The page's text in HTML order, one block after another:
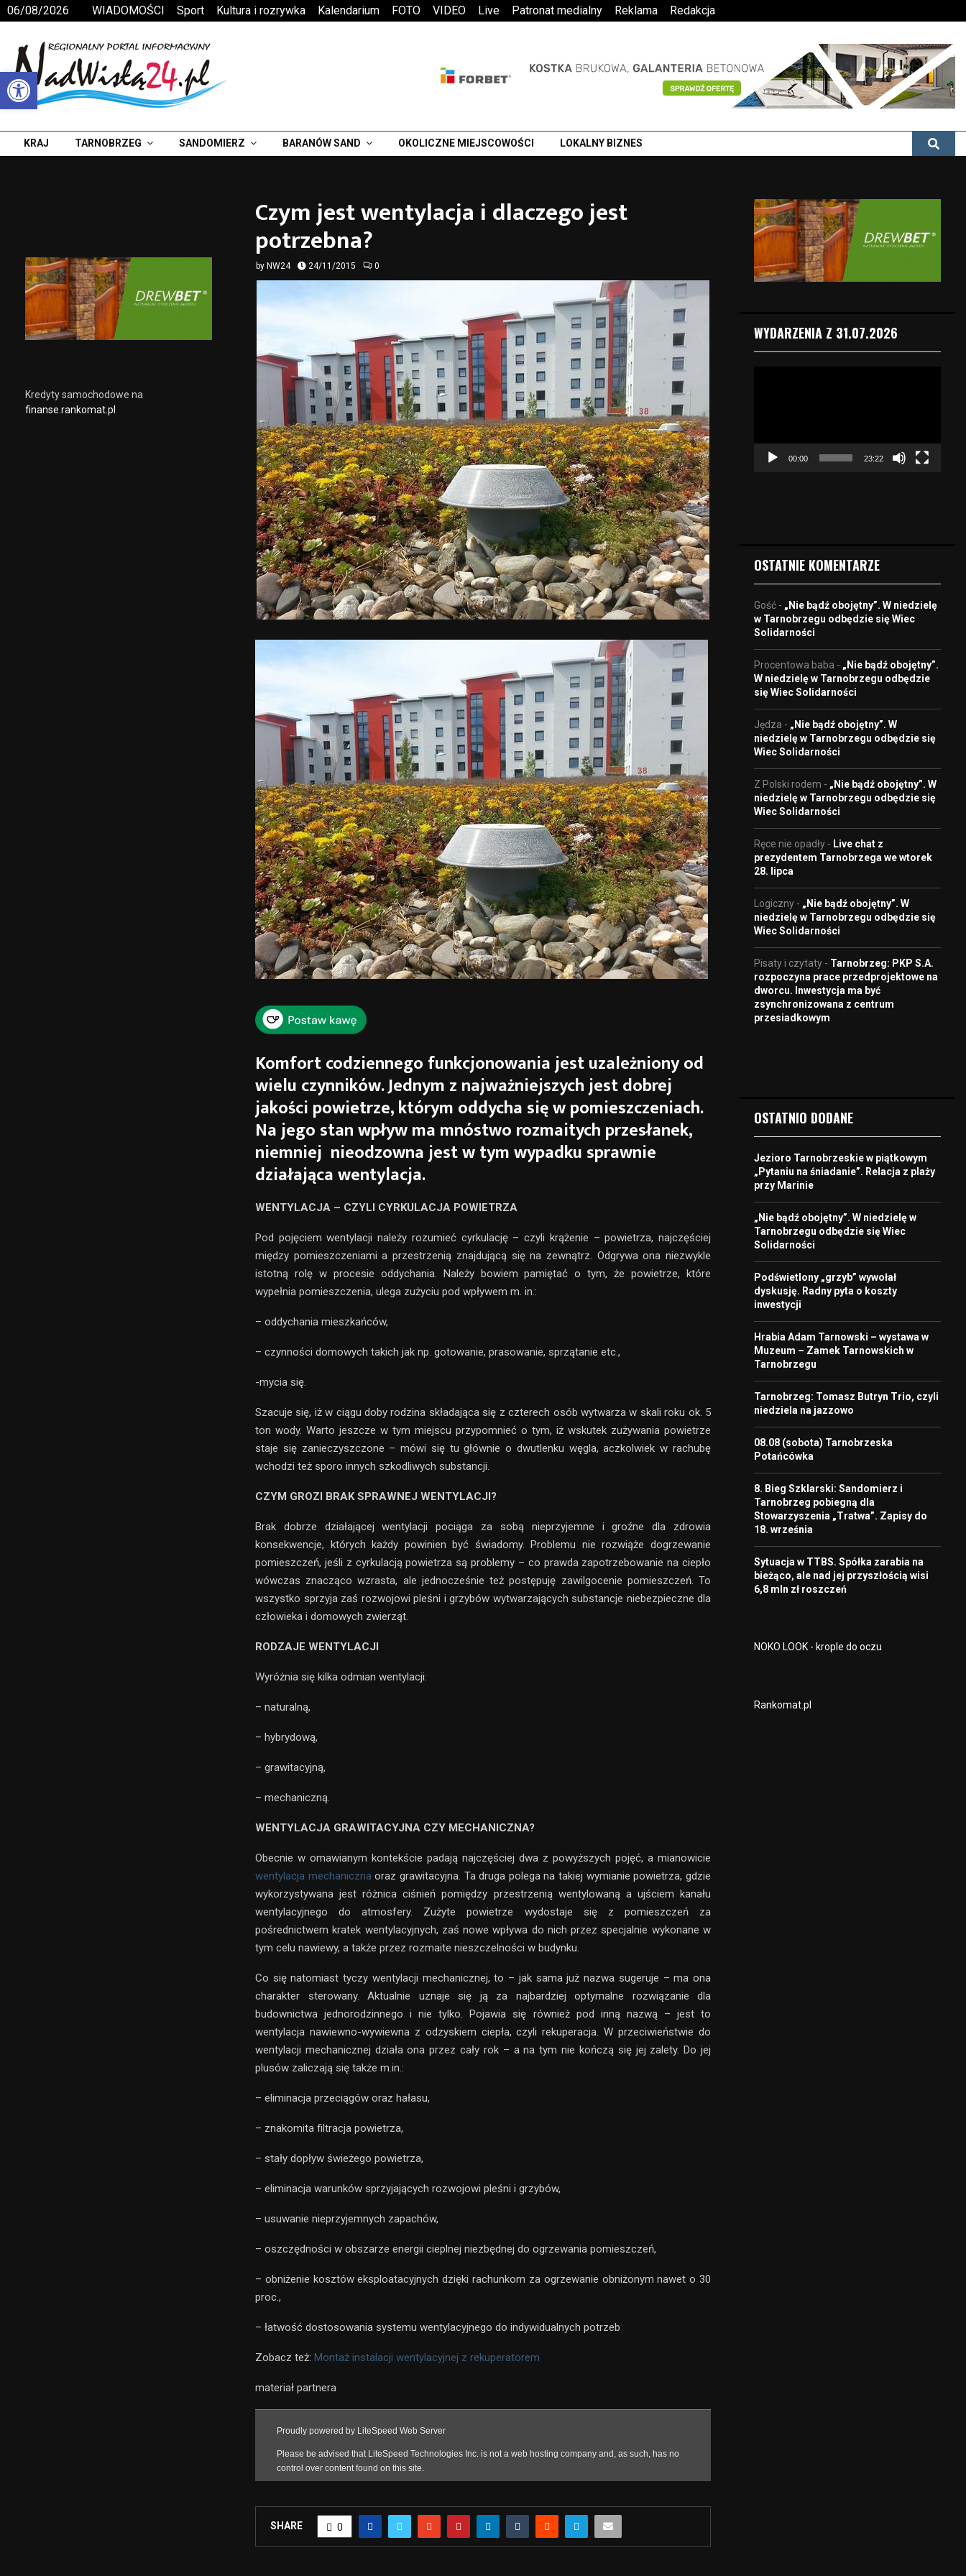
Otwórz pasek narzędzi
06/08/2026 WIADOMOŚCI Sport Kultura i rozrywka Kalendarium FOTO VIDEO Live Patronat medialny Reklama Redakcja
KRAJ TARNOBRZEG SANDOMIERZ BARANÓW SAND OKOLICZNE MIEJSCOWOŚCI LOKALNY BIZNES
Czym jest wentylacja i dlaczego jest
potrzebna?
by NW24 24/11/2015 0
Komfort codziennego funkcjonowania jest uzależniony od
wielu czynników. Jednym z najważniejszych jest dobrej
jakości powietrze, którym oddycha się w pomieszczeniach.
Na jego stan wpływ ma mnóstwo rozmaitych przesłanek,
niemniej nieodzowna jest w tym wypadku sprawnie
działająca wentylacja.
WENTYLACJA – CZYLI CYRKULACJA POWIETRZA
Pod pojęciem wentylacji należy rozumieć cyrkulację – czyli krążenie – powietrza, najczęściej
między pomieszczeniami a przestrzenią znajdującą się na zewnątrz. Odgrywa ona niezwykle
istotną rolę w procesie oddychania. Należy bowiem pamiętać o tym, że powietrze, które
wypełnia pomieszczenia, ulega zużyciu pod wpływem m. in.:
– oddychania mieszkańców,
– czynności domowych takich jak np. gotowanie, prasowanie, sprzątanie etc.,
-mycia się.
Szacuje się, iż w ciągu doby rodzina składająca się z czterech osób wytwarza w skali roku ok. 5
ton wody. Warto jeszcze w tym miejscu przypomnieć o tym, iż wskutek zużywania powietrze
staje się zanieczyszczone – mówi się tu głównie o dwutlenku węgla, aczkolwiek w rachubę
wchodzi też sporo innych szkodliwych substancji.
CZYM GROZI BRAK SPRAWNEJ WENTYLACJI?
Brak dobrze działającej wentylacji pociąga za sobą nieprzyjemne i groźne dla zdrowia
konsekwencje, których każdy powinien być świadomy. Problemu nie rozwiąże dogrzewanie
pomieszczeń, jeśli z cyrkulacją powietrza są problemy – co prawda zapotrzebowanie na ciepło
wówczas znacząco wzrasta, ale jednocześnie też postępuję zawilgocenie pomieszczeń. To
wszystko sprzyja zaś rozwojowi pleśni i grzybów wytwarzających substancje niebezpieczne dla
człowieka i domowych zwierząt.
RODZAJE WENTYLACJI
Wyróżnia się kilka odmian wentylacji:
– naturalną,
– hybrydową,
– grawitacyjną,
– mechaniczną.
WENTYLACJA GRAWITACYJNA CZY MECHANICZNA?
Obecnie w omawianym kontekście padają najczęściej dwa z powyższych pojęć, a mianowicie
wentylacja mechaniczna oraz grawitacyjna. Ta druga polega na takiej wymianie powietrza, gdzie
wykorzystywana jest różnica ciśnień pomiędzy przestrzenią wentylowaną a ujściem kanału
wentylacyjnego do atmosfery. Zużyte powietrze wydostaje się z pomieszczeń za
pośrednictwem kratek wentylacyjnych, zaś nowe wpływa do nich przez specjalnie wykonane w
tym celu nawiewy, a także przez rozmaite nieszczelności w budynku.
Co się natomiast tyczy wentylacji mechanicznej, to – jak sama już nazwa sugeruje – ma ona
charakter sterowany. Aktualnie uznaje się ją za najbardziej optymalne rozwiązanie dla
budownictwa jednorodzinnego i nie tylko. Pojawia się również pod inną nazwą – jest to
wentylacja nawiewno-wywiewna z odzyskiem ciepła, czyli rekuperacja. W przeciwieństwie do
wentylacji mechanicznej działa ona przez cały rok – a na tym nie kończą się jej zalety. Do jej
plusów zaliczają się także m.in.:
– eliminacja przeciągów oraz hałasu,
– znakomita filtracja powietrza,
– stały dopływ świeżego powietrza,
– eliminacja warunków sprzyjających rozwojowi pleśni i grzybów,
– usuwanie nieprzyjemnych zapachów,
– oszczędności w obszarze energii cieplnej niezbędnej do ogrzewania pomieszczeń,
– obniżenie kosztów eksploatacyjnych dzięki rachunkom za ogrzewanie obniżonym nawet o 30
proc.,
– łatwość dostosowania systemu wentylacyjnego do indywidualnych potrzeb
Zobacz też: Montaż instalacji wentylacyjnej z rekuperatorem
materiał partnera
SHARE 0
Kredyty samochodowe na
finanse.rankomat.pl
WYDARZENIA Z 31.07.2026
e
o
00:00 23:22
OSTATNIE KOMENTARZE
Gość - „Nie bądź obojętny”. W niedzielę
w Tarnobrzegu odbędzie się Wiec
Solidarności
Procentowa baba - „Nie bądź obojętny”.
W niedzielę w Tarnobrzegu odbędzie
się Wiec Solidarności
Jędza - „Nie bądź obojętny”. W
niedzielę w Tarnobrzegu odbędzie się
Wiec Solidarności
Z Polski rodem - „Nie bądź obojętny”. W
niedzielę w Tarnobrzegu odbędzie się
Wiec Solidarności
Ręce nie opadły - Live chat z
prezydentem Tarnobrzega we wtorek
28. lipca
Logiczny - „Nie bądź obojętny”. W
niedzielę w Tarnobrzegu odbędzie się
Wiec Solidarności
Pisaty i czytaty - Tarnobrzeg: PKP S.A.
rozpoczyna prace przedprojektowe na
dworcu. Inwestycja ma być
zsynchronizowana z centrum
przesiadkowym
OSTATNIO DODANE
Jezioro Tarnobrzeskie w piątkowym
„Pytaniu na śniadanie”. Relacja z plaży
przy Marinie
„Nie bądź obojętny”. W niedzielę w
Tarnobrzegu odbędzie się Wiec
Solidarności
Podświetlony „grzyb” wywołał
dyskusję. Radny pyta o koszty
inwestycji
Hrabia Adam Tarnowski – wystawa w
Muzeum – Zamek Tarnowskich w
Tarnobrzegu
Tarnobrzeg: Tomasz Butryn Trio, czyli
niedziela na jazzowo
08.08 (sobota) Tarnobrzeska
Potańcówka
8. Bieg Szklarski: Sandomierz i
Tarnobrzeg pobiegną dla
Stowarzyszenia „Tratwa”. Zapisy do
18. września
Sytuacja w TTBS. Spółka zarabia na
bieżąco, ale nad jej przyszłością wisi
6,8 mln zł roszczeń
NOKO LOOK - krople do oczu
Rankomat.pl